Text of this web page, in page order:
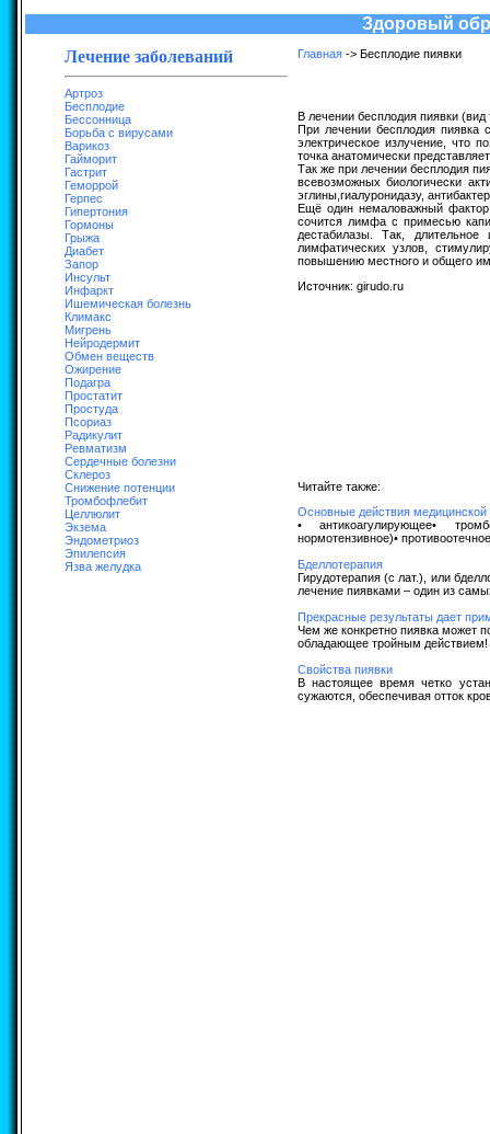
Здоровый
Лечение заболеваний
Артроз
Бесплодие
Бессонница
Борьба с вирусами
Варикоз
Гайморит
Гастрит
Геморрой
Герпес
Гипертония
Гормоны
Грыжа
Диабет
Запор
Инсульт
Инфаркт
Ишемическая болезнь
Климакс
Мигрень
Нейродермит
Обмен веществ
Ожирение
Подагра
Простатит
Простуда
Псориаз
Радикулит
Ревматизм
Сердечные болезни
Склероз
Снижение потенции
Тромбофлебит
Целлюлит
Экзема
Эндометриоз
Эпилепсия
Язва желудка
Главная-> Бесплодие пиявки
В лечении бесплодия пиявки
При лечении бесплодия пиявка
электрическое излучение, что
точка анатомически
Так же при лечении бесплодия
всевозможных биологически
эглины,гиалуронидазу,
Ещё один немаловажный фактор
сочится лимфа с примесью
дестабилазы. Так,
лимфатических узлов,
повышению местного и общего
Источник: girudo.ru
Читайте также:
Основные действия медицинской
• антикоагулирующее•
нормотензивное)•
Бделлотерапия
Гирудотерапия (с лат.), или
лечение пиявками – один из
Прекрасные результаты дает
Чем же конкретно пиявка может
обладающее тройным действием!
Свойства пиявки
В настоящее время четко
сужаются, обеспечивая отток